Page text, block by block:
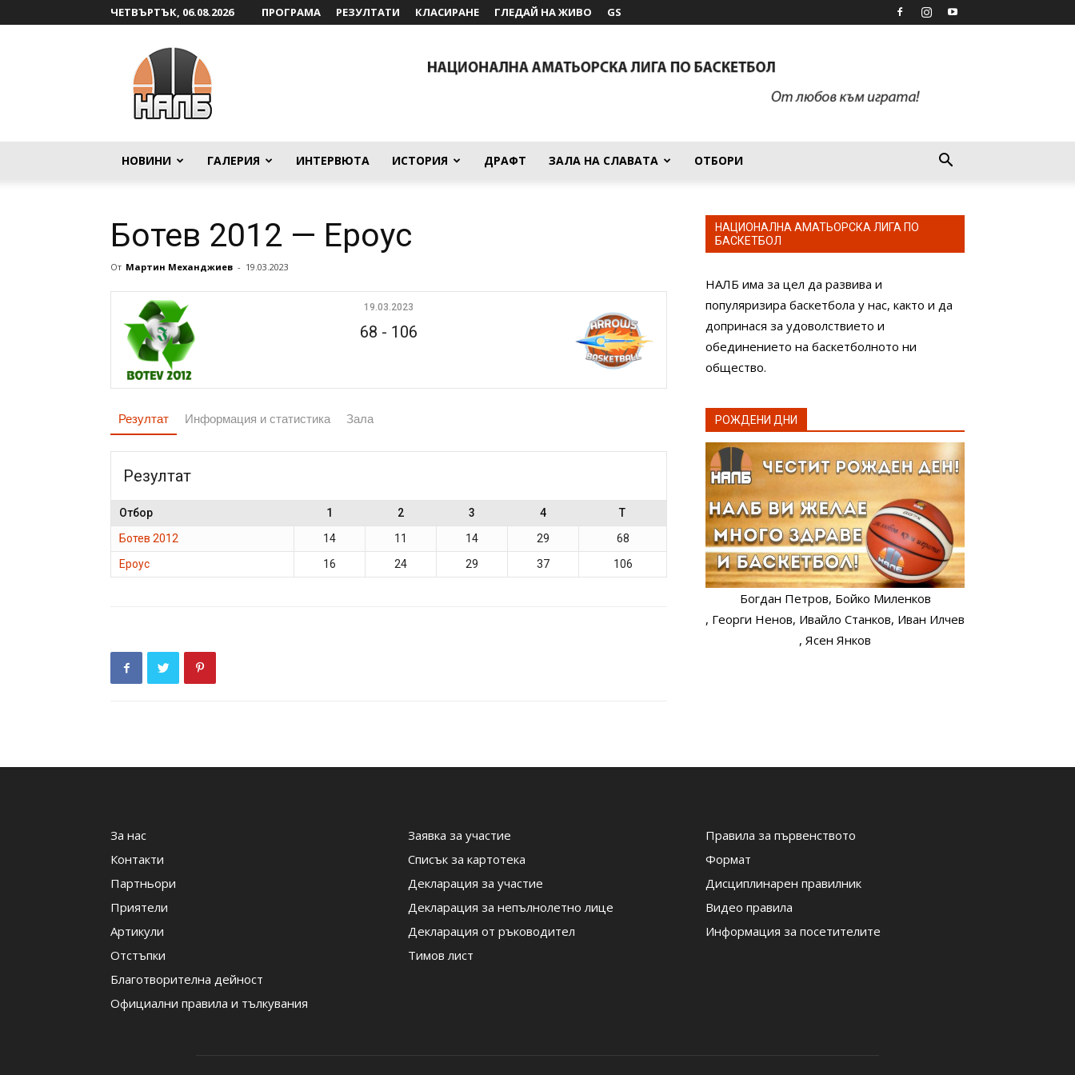
ЧЕТВЪРТЪК, 06.08.2026 ПРОГРАМА РЕЗУЛТАТИ КЛАСИРАНЕ ГЛЕДАЙ НА ЖИВО GS
НОВИНИ ГАЛЕРИЯ ИНТЕРВЮТА ИСТОРИЯ ДРАФТ ЗАЛА НА СЛАВАТА ОТБОРИ
Ботев 2012 — Ероус
От Мартин Механджиев - 19.03.2023
19.03.2023
68 - 106
Резултат Информация и статистика Зала
Резултат
Отбор 1 2 3 4
T
Ботев 2012
14 11 14 29
68
Ероус
16 24 29 37 106
НАЦИОНАЛНА АМАТЬОРСКА ЛИГА ПО
БАСКЕТБОЛ
НАЛБ има за цел да развива и
популяризира баскетбола у нас, както и да
допринася за удоволствието и
обединението на баскетболното ни
общество.
РОЖДЕНИ ДНИ
Богдан Петров, Бойко Миленков
, Георги Ненов, Ивайло Станков, Иван Илчев
, Ясен Янков
За нас
Контакти
Партньори
Приятели
Артикули
Отстъпки
Благотворителна дейност
Официални правила и тълкувания
Заявка за участие
Списък за картотека
Декларация за участие
Декларация за непълнолетно лице
Декларация от ръководител
Тимов лист
Правила за първенството
Формат
Дисциплинарен правилник
Видео правила
Информация за посетителите